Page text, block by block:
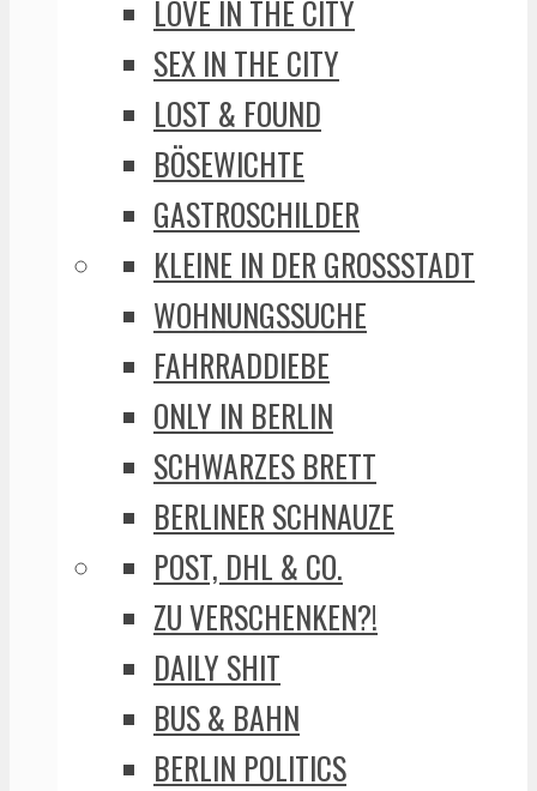
LOVE IN THE CITY
SEX IN THE CITY
LOST & FOUND
BÖSEWICHTE
GASTROSCHILDER
KLEINE IN DER GROSSSTADT
WOHNUNGSSUCHE
FAHRRADDIEBE
ONLY IN BERLIN
SCHWARZES BRETT
BERLINER SCHNAUZE
POST, DHL & CO.
ZU VERSCHENKEN?!
DAILY SHIT
BUS & BAHN
BERLIN POLITICS